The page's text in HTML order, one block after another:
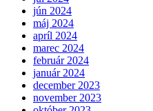
jún 2024
máj 2024
apríl 2024
marec 2024
február 2024
január 2024
december 2023
november 2023